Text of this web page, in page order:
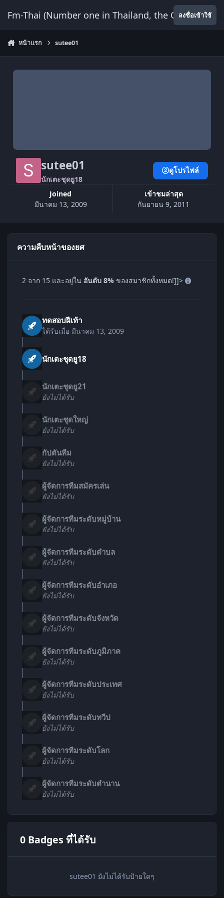
Fm-Thai (Number one in Thailand, the Onlyลงชื่อเข้าใช้
หน้าแรก sutee01
sutee01
นักเตะชุดยู18
Joined
มีนาคม 13, 2009
เข้าชมล่าสุด
กันยายน 9, 2011
ดูโปรไฟล์
ความคืบหน้าของยศ
2 จาก 15 และอยู่ใน อันดับ 8% ของสมาชิกทั้งหมด!]]>
ทดสอบฝีเท้า
ได้รับเมื่อ มีนาคม 13, 2009
นักเตะชุดยู18
นักเตะชุดยู21
ยังไม่ได้รับ
นักเตะชุดใหญ่
ยังไม่ได้รับ
กัปตันทีม
ยังไม่ได้รับ
ผู้จัดการทีมสมัครเล่น
ยังไม่ได้รับ
ผู้จัดการทีมระดับหมู่บ้าน
ยังไม่ได้รับ
ผู้จัดการทีมระดับตำบล
ยังไม่ได้รับ
ผู้จัดการทีมระดับอำเภอ
ยังไม่ได้รับ
ผู้จัดการทีมระดับจังหวัด
ยังไม่ได้รับ
ผู้จัดการทีมระดับภูมิภาค
ยังไม่ได้รับ
ผู้จัดการทีมระดับประเทศ
ยังไม่ได้รับ
ผู้จัดการทีมระดับทวีป
ยังไม่ได้รับ
ผู้จัดการทีมระดับโลก
ยังไม่ได้รับ
ผู้จัดการทีมระดับตำนาน
ยังไม่ได้รับ
0 Badges ที่ได้รับ
sutee01 ยังไม่ได้รับป้ายใดๆ